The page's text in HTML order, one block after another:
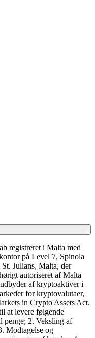
registreret i Malta med
på Level 7, Spinola
Julians, Malta, der
autoriseret af Malta
af kryptoaktiver i
for kryptovalutaer,
in Crypto Assets Act.
at levere følgende
penge; 2. Veksling af
Modtagelse og